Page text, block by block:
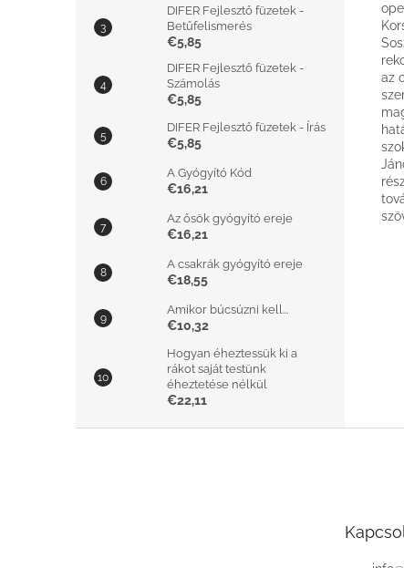
DIFER Fejlesztő füzetek -
Betűfelismerés
€5,85
DIFER Fejlesztő füzetek -
Számolás
€5,85
DIFER Fejlesztő füzetek - Írás
€5,85
A Gyógyító Kód
€16,21
Az ősök gyógyító ereje
€16,21
A csakrák gyógyító ereje
€18,55
Amikor búcsúzni kell...
€10,32
Hogyan éheztessük ki a
rákot saját testünk
éheztetése nélkül
€22,11
az